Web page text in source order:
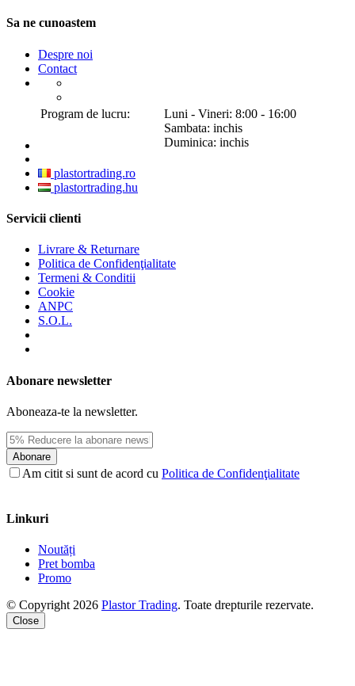
Sa ne cunoastem
Despre noi
Contact
Program de lucru:
Luni - Vineri: 8:00 - 16:00
Sambata: inchis
Duminica: inchis
plastortrading.ro
plastortrading.hu
Servicii clienti
Livrare & Returnare
Politica de Confidenţialitate
Termeni & Conditii
Cookie
ANPC
S.O.L.
Abonare newsletter
Aboneaza-te la newsletter.
Abonare
Am citit si sunt de acord cu Politica de Confidenţialitate
Linkuri
Noutăți
Pret bomba
Promo
© Copyright 2026 Plastor Trading. Toate drepturile rezervate.
Close